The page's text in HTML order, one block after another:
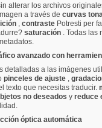
alterar los archivos
a través de curvas
contraste Potresti per
saturación
. Todas
avanzado con
detalladas a las imágenes
pinceles de ajuste
texto que necesitas traducir.
no deseados y reduce
óptica automática